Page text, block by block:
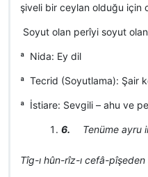
şiveli bir ceylan olduğu için
 Soyut olan perîyi soyut
ª Nida: Ey dil
ª Tecrid (Soyutlama): Şair
ª İstiare: Sevgili – ahu ve
6. Tenüme ayru
Tîg-ı hûn-rîz-ı cefâ-